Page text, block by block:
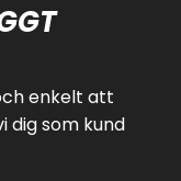
enkelt att
dig som kund